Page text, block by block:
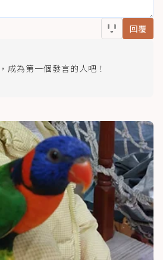
回覆
成為第一個發言的人吧！